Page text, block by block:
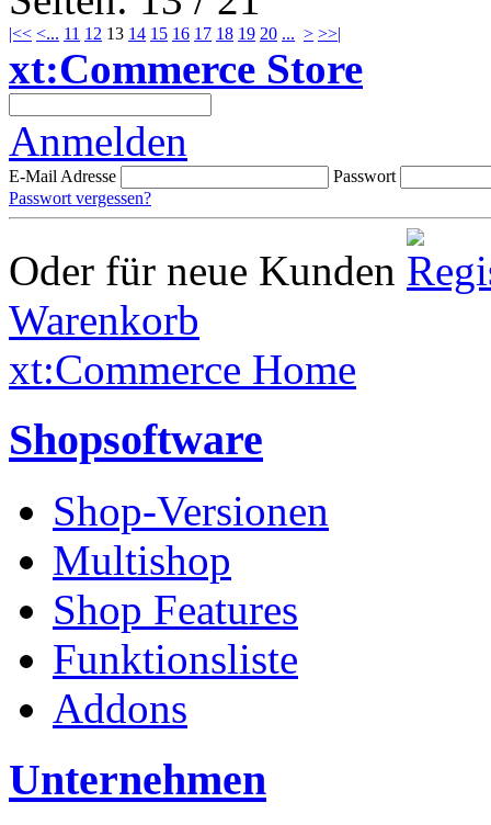
|<< <... 11 12 13 14 15 16 17 18 19 20 ... > >>|
xt:Commerce Store
Anmelden
E-Mail Adresse
Passwort
Passwort vergessen?
Oder für neue Kunden
Warenkorb
xt:Commerce Home
Shopsoftware
Shop-Versionen
Multishop
Shop Features
Funktionsliste
Addons
Unternehmen